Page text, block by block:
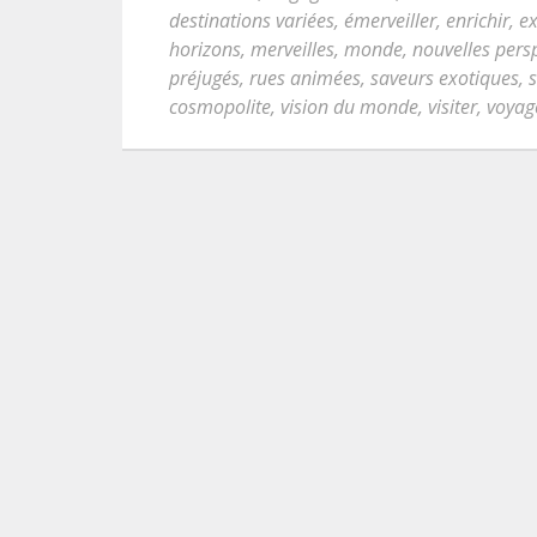
destinations variées, émerveiller, enrichir,
horizons, merveilles, monde, nouvelles
préjugés, rues animées, saveurs exotiques,
cosmopolite, vision du monde, visiter,